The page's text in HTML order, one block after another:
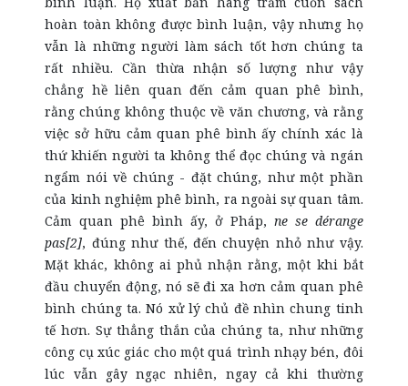
hoàn toàn không được bình luận, vậy nhưng họ
vẫn là những người làm sách tốt hơn chúng ta
rất nhiều. Cần thừa nhận số lượng như vậy
chẳng hề liên quan đến cảm quan phê bình,
rằng chúng không thuộc về văn chương, và rằng
việc sở hữu cảm quan phê bình ấy chính xác là
thứ khiến người ta không thể đọc chúng và ngán
ngẩm nói về chúng - đặt chúng, như một phần
của kinh nghiệm phê bình, ra ngoài sự quan tâm.
Cảm quan phê bình ấy, ở Pháp, ne se dérange
pas[2], đúng như thế, đến chuyện nhỏ như vậy.
Mặt khác, không ai phủ nhận rằng, một khi bắt
đầu chuyển động, nó sẽ đi xa hơn cảm quan phê
bình chúng ta. Nó xử lý chủ đề nhìn chung tinh
tế hơn. Sự thẳng thắn của chúng ta, như những
công cụ xúc giác cho một quá trình nhạy bén, đôi
lúc vẫn gây ngạc nhiên, ngay cả khi thường